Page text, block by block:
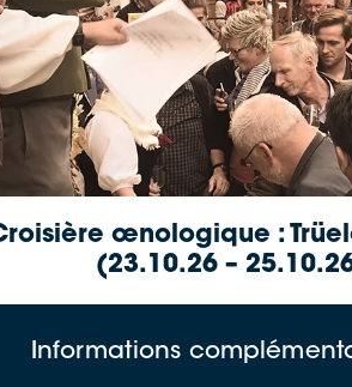
œnologique :
(23.10.26 –
Informations